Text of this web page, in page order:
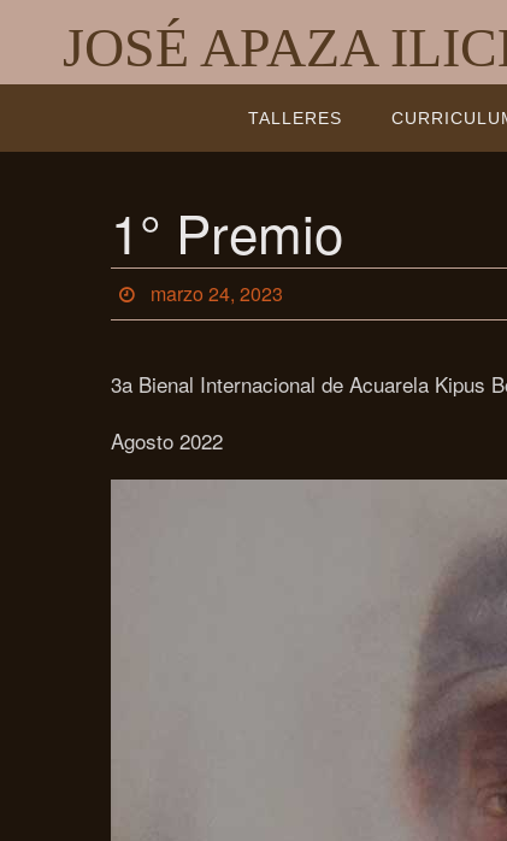
content
JOSÉ APAZA
content
TALLERES
1° Premio
marzo 24, 2023
3a Bienal Internacional de Acuarela Kipus
Agosto 2022